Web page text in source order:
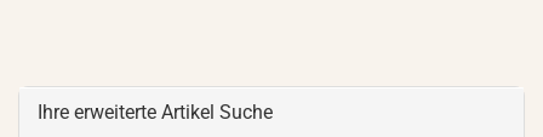
Ihre erweiterte Artikel Suche